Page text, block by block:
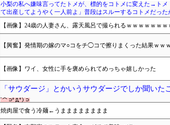
小梨の私へ嫌味言ってたトメが、標的をコトメに変えた→トメ
て出産してようやく一人前よ」普段はスルーするコトメだっ
【画像】24歳の人妻さん、露天風呂で撮られるｗｗｗｗｗｗ
【興奮】発情期の嫁のマ○コをチ◯コで擦りまくった結果ｗｗ
【画像】ワイ、女性に手を褒められてめっちゃ嬉しかった
「サウダージ」とかいうサウダージでしか聞いた
焼肉屋で食う冷麺←うまままままままま